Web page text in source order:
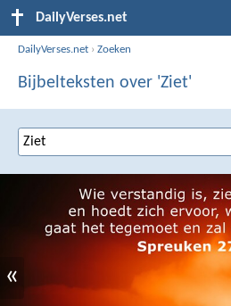
DailyVerses.net
DailyVerses.net ›Zoeken
Bijbelteksten over 'Ziet'
«